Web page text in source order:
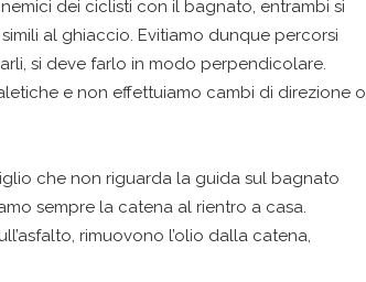
dei ciclisti con il bagnato, entrambi si
al ghiaccio. Evitiamo dunque percorsi
si deve farlo in modo perpendicolare.
e non effettuiamo cambi di direzione o
che non riguarda la guida sul bagnato
sempre la catena al rientro a casa.
rimuovono l’olio dalla catena,